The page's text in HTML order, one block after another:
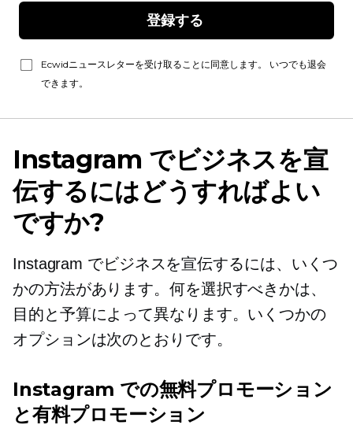
Ecwidニュースレターを受け取ることに同意します。 いつでも退会
できます。
Instagram でビジネスを宣
伝するにはどうすればよい
ですか?
Instagram でビジネスを宣伝するには、いくつ
かの方法があります。何を選択すべきかは、
目的と予算によって異なります。いくつかの
オプションは次のとおりです。
Instagram での無料プロモーション
と有料プロモーション